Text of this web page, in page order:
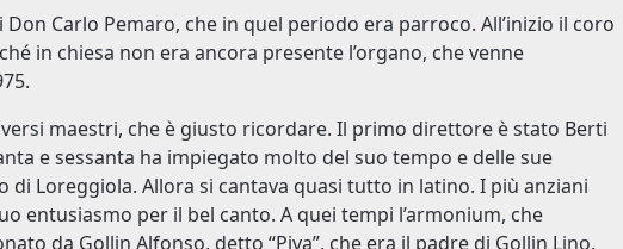
Carlo Pemaro, che in quel periodo era parroco. All’inizio il coro
in chiesa non era ancora presente l’organo, che venne
maestri, che è giusto ricordare. Il primo direttore è stato Berti
e sessanta ha impiegato molto del suo tempo e delle sue
di Loreggiola. Allora si cantava quasi tutto in latino. I più anziani
entusiasmo per il bel canto. A quei tempi l’armonium, che
da Gollin Alfonso, detto “Piva”, che era il padre di Gollin Lino.